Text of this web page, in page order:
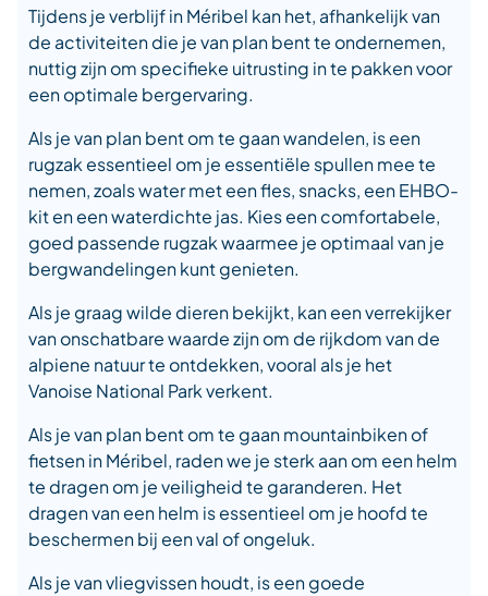
Tijdens je verblijf in Méribel kan het, afhankelijk van
de activiteiten die je van plan bent te ondernemen,
nuttig zijn om specifieke uitrusting in te pakken voor
een optimale bergervaring.
Als je van plan bent om te gaan wandelen, is een
rugzak essentieel om je essentiële spullen mee te
nemen, zoals water met een fles, snacks, een EHBO-
kit en een waterdichte jas. Kies een comfortabele,
goed passende rugzak waarmee je optimaal van je
bergwandelingen kunt genieten.
Als je graag wilde dieren bekijkt, kan een verrekijker
van onschatbare waarde zijn om de rijkdom van de
alpiene natuur te ontdekken, vooral als je het
Vanoise National Park verkent.
Als je van plan bent om te gaan mountainbiken of
fietsen in Méribel, raden we je sterk aan om een helm
te dragen om je veiligheid te garanderen. Het
dragen van een helm is essentieel om je hoofd te
beschermen bij een val of ongeluk.
Als je van vliegvissen houdt, is een goede